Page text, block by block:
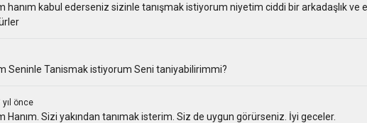
hanım kabul ederseniz sizinle tanışmak istiyorum niyetim ciddi bir arkadaşlık ve
Seninle Tanismak istiyorum Seni taniyabilirimmi?
yıl önce
Hanım. Sizi yakından tanımak isterim. Siz de uygun görürseniz. İyi geceler.